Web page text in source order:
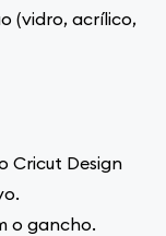
(vidro, acrílico,
Cricut Design
o gancho.